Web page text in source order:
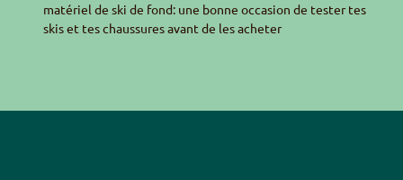
matériel de ski de fond: une bonne occasion de tester tes
skis et tes chaussures avant de les acheter